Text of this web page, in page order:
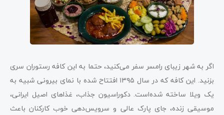
اگر به شهر زیبای رامسر سفر می‌کنید، حتما به این کافه رستوران سری
بزنید. این کافه که در سال ۱۳۹۵ افتتاح شده با نمای بیرونی شبیه به
یک ویلا ساخته شده‌است. دکوراسیون جذاب، غذاهای اصیل ایرانی،
موسیقی زنده، جای پارک عالی و سرویس‌دهی خوب کارکنان باعث